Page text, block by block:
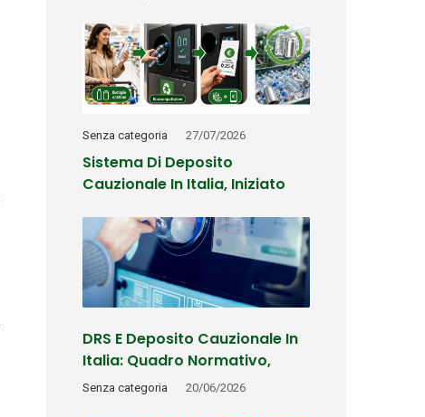
Tracciabilità
Sistema Di Deposito
Cauzionale In Italia, Iniziato
Potrebbe Funzionare Il DRS (o
SDC)
Senza categoria 27/07/2026
DRS E Deposito Cauzionale In
Italia: Quadro Normativo,
Tempi E Possibili Scenari
Senza categoria 20/06/2026